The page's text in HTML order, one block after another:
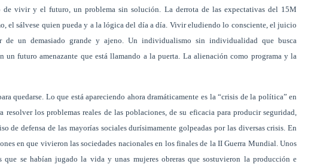
de vivir y el futuro, un problema sin solución. La derrota de las expectativas del 15M
el sálvese quien pueda y a la lógica del día a día. Vivir eludiendo lo consciente, el juicio
de un demasiado grande y ajeno. Un individualismo sin individualidad que busca
un futuro amenazante que está llamando a la puerta. La alienación como programa y la
quedarse. Lo que está apareciendo ahora dramáticamente es la “crisis de la política” en
resolver los problemas reales de las poblaciones, de su eficacia para producir seguridad,
de defensa de las mayorías sociales durísimamente golpeadas por las diversas crisis. En
en que vivieron las sociedades nacionales en los finales de la II Guerra Mundial. Unos
que se habían jugado la vida y unas mujeres obreras que sostuvieron la producción e